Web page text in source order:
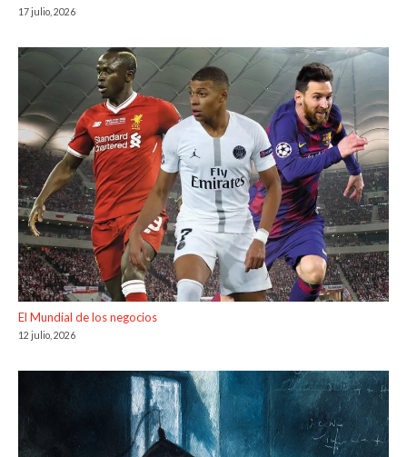
17 julio, 2026
El Mundial de los negocios
12 julio, 2026